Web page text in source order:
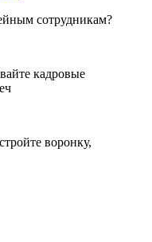
сотрудникам?
кадровые
воронку,